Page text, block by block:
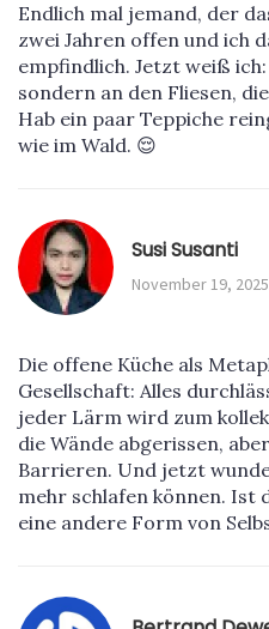
Endlich mal jemand, der
zwei Jahren offen und ich
empfindlich. Jetzt weiß
sondern an den Fliesen,
Hab ein paar Teppiche
wie im Wald. 😌
Susi Susanti
November 19,
Die offene Küche als
Gesellschaft: Alles
jeder Lärm wird zum
die Wände abgerissen,
Barrieren. Und jetzt
mehr schlafen können.
eine andere Form von